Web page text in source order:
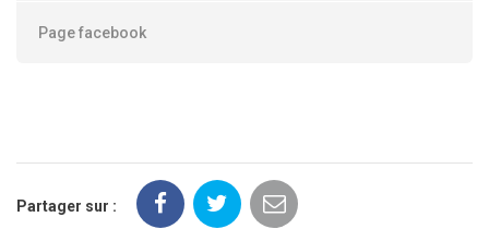
Page facebook
Partager sur :